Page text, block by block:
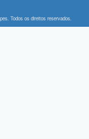
Todos os direitos reservados.